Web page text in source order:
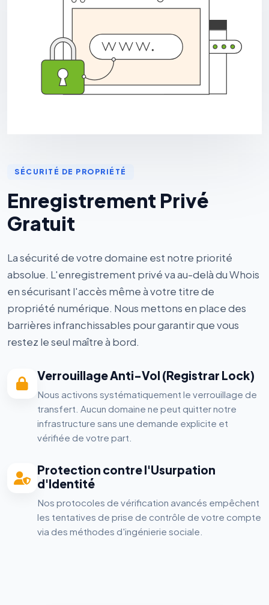
SÉCURITÉ DE PROPRIÉTÉ
Enregistrement Privé
Gratuit
La sécurité de votre domaine est notre priorité
absolue. L'enregistrement privé va au-delà du Whois
en sécurisant l'accès même à votre titre de
propriété numérique. Nous mettons en place des
barrières infranchissables pour garantir que vous
restez le seul maître à bord.
Verrouillage Anti-Vol (Registrar Lock)
Nous activons systématiquement le verrouillage de
transfert. Aucun domaine ne peut quitter notre
infrastructure sans une demande explicite et
vérifiée de votre part.
Protection contre l'Usurpation
d'Identité
Nos protocoles de vérification avancés empêchent
les tentatives de prise de contrôle de votre compte
via des méthodes d'ingénierie sociale.